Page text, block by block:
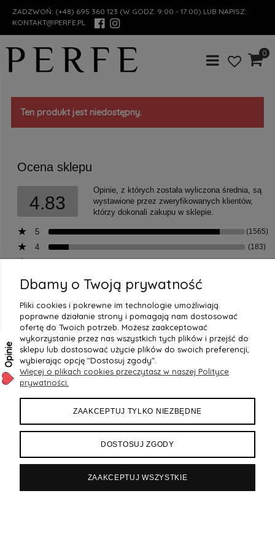
ZADZWOŃ: (+48) 695 360 123 (W GODZ. 9:00 - 17:00) LUB NAPISZ:
KONTAKT@PERFE.PL
0
Ten produkt jest niedostępny.
Ocena sklepu
4.83
Opinie, z których została wyliczona średnia, są
wystawione przez zweryfikowanych klientów,
którzy dokonali zakupu w sklepie.
5 (1565)
4 (183)
PŁATNOŚCI I DOSTAWA
REGULAMINY
OPINIE O NAS
Dbamy o Twoją prywatność
Pliki cookies i pokrewne im technologie umożliwiają
poprawne działanie strony i pomagają nam dostosować
ofertę do Twoich potrzeb. Możesz zaakceptować
wykorzystanie przez nas wszystkich tych plików i przejść do
sklepu lub dostosować użycie plików do swoich preferencji,
wybierając opcję "Dostosuj zgody".
Więcej o plikach cookies przeczytasz w naszej Polityce
prywatności.
ZAAKCEPTUJ TYLKO NIEZBĘDNE
DOSTOSUJ ZGODY
ZAAKCEPTUJ WSZYSTKIE
Opinie